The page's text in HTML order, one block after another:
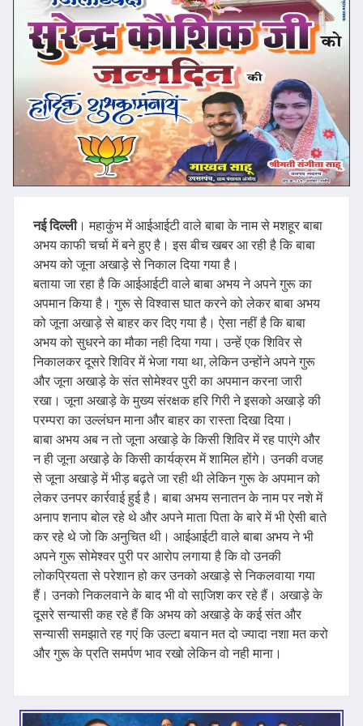
नई दिल्ली। महाकुंभ में आईआईटी वाले बाबा के नाम से मशहूर बाबा
अभय काफी चर्चा में बने हुए है। इस बीच खबर आ रही है कि बाबा
अभय को जूना अखाड़े से निकाल दिया गया है।
बताया जा रहा है कि आईआईटी वाले बाबा अभय ने अपने गुरू का
अपमान किया है। गुरू से विश्वास घात करने को लेकर बाबा अभय
को जूना अखाड़े से बाहर कर दिए गया है। ऐसा नहीं है कि बाबा
अभय को सुधरने का मौका नही दिया गया। उन्हें एक शिविर से
निकालकर दूसरे शिविर में भेजा गया था, लेकिन उन्होंने अपने गुरू
और जूना अखाड़े के संत सोमेश्वर पुरी का अपमान करना जारी
रखा। जूना अखाड़े के मुख्य संरक्षक हरि गिरी ने इसको अखाड़े की
परम्परा का उल्लंघन माना और बाहर का रास्ता दिखा दिया।
बाबा अभय अब न तो जूना अखाड़े के किसी शिविर में रह पाएंगे और
न ही जूना अखाड़े के किसी कार्यक्रम में शामिल होंगे। उनकी वजह
से जूना अखाड़े में भीड़ बढ़ते जा रही थी लेकिन गुरू के अपमान को
लेकर उनपर कार्रवाई हुई है। बाबा अभय सनातन के नाम पर नशे में
अनाप शनाप बोल रहे थे और अपने माता पिता के बारे में भी ऐसी बाते
कर रहे थे जो कि अनुचित थी। आईआईटी वाले बाबा अभय ने भी
अपने गुरू सोमेश्वर पुरी पर आरोप लगाया है कि वो उनकी
लोकप्रियता से परेशान हो कर उनको अखाड़े से निकलवाया गया
हैं। उनको निकलवाने के बाद भी वो साजि़श कर रहे हैं। अखाड़े के
दूसरे सन्यासी कह रहे हैं कि अभय को अखाड़े के कई संत और
सन्यासी समझाते रह गएं कि उल्टा बयान मत दो ज्यादा नशा मत करो
और गुरू के प्रति समर्पण भाव रखो लेकिन वो नही माना।